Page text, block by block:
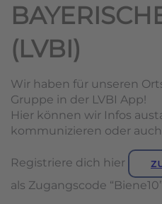
(LVBI)
Wir haben für unseren
Gruppe in der LVBI App!
Hier können wir Infos
kommunizieren oder
Registriere dich hier
als Zugangscode